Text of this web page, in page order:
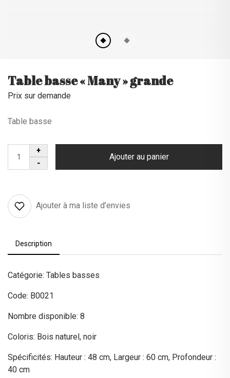
Table basse « Many » grande
Prix sur demande
Table basse
Ajouter au panier
Ajouter à ma liste d’envies
Description
Catégorie: Tables basses
Code: B0021
Nombre disponible: 8
Coloris: Bois naturel, noir
Spécificités: Hauteur : 48 cm, Largeur : 60 cm, Profondeur :
40 cm